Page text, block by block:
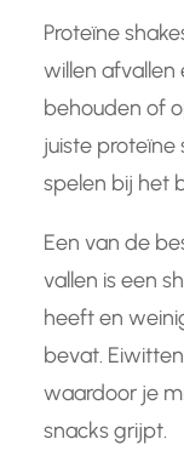
Proteïne
willen afvallen
behouden of
juiste proteïne
spelen bij het
Een van de
vallen is een
heeft en
bevat.
waardoor je
snacks grijpt.